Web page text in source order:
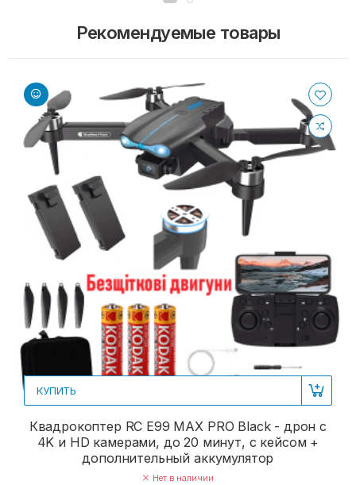
Рекомендуемые товары
КУПИТЬ
Квадрокоптер RC E99 MAX PRO Black - дрон с
4K и HD камерами, до 20 минут, с кейсом +
дополнительный аккумулятор
Нет в наличии